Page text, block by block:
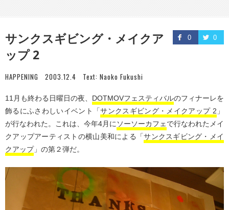
0 0
サンクスギビング・メイクア
ップ 2
HAPPENING 2003.12.4 Text: Naoko Fukushi
11月も終わる日曜日の夜、 DOTMOVフェスティバルのフィナーレを
飾るにふさわしいイベント「サンクスギビング・メイクアップ 2 」
が行なわれた。これは、今年4月に ソーソーカフェ で行なわれたメイ
クアップアーティストの横山美和による「サンクスギビング・メイ
クアップ」の第２弾だ。